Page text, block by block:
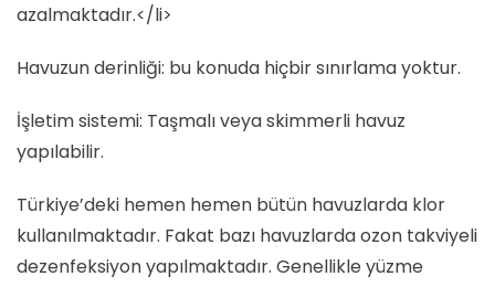
azalmaktadır.</li>
Havuzun derinliği: bu konuda hiçbir sınırlama yoktur.
İşletim sistemi: Taşmalı veya skimmerli havuz
yapılabilir.
Türkiye’deki hemen hemen bütün havuzlarda klor
kullanılmaktadır. Fakat bazı havuzlarda ozon takviyeli
dezenfeksiyon yapılmaktadır. Genellikle yüzme